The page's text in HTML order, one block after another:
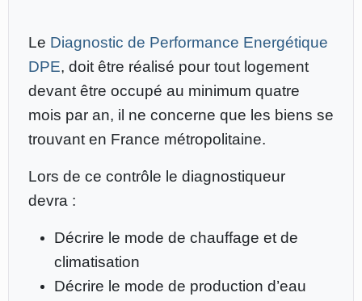
Le Diagnostic de Performance Energétique
DPE, doit être réalisé pour tout logement
devant être occupé au minimum quatre
mois par an, il ne concerne que les biens se
trouvant en France métropolitaine.
Lors de ce contrôle le diagnostiqueur
devra :
Décrire le mode de chauffage et de
climatisation
Décrire le mode de production d’eau